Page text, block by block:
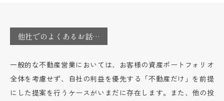
他社でのよくあるお話…
一般的な不動産営業においては、お客様の資産ポートフォリオ
全体を考慮せず、自社の利益を優先する「不動産だけ」を前提
にした提案を行うケースがいまだに存在します。また、他の投